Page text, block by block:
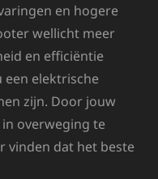
en hogere
wellicht meer
en efficiëntie
een elektrische
zijn. Door jouw
overweging te
vinden dat het beste